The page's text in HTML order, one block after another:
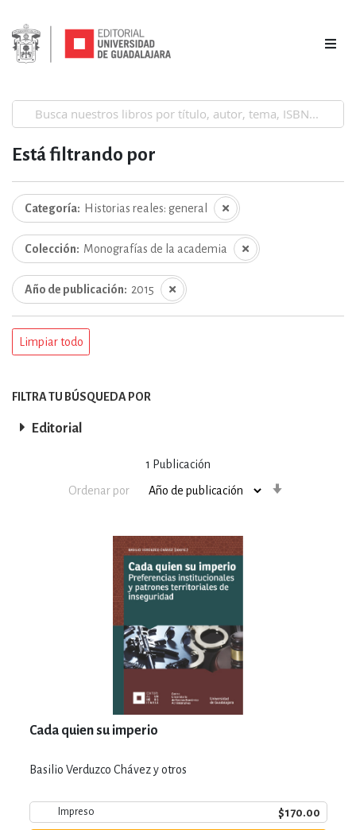
1 Publicación
Ordenar por
Cada quien su imperio
Basilio Verduzco Chávez y otros
Impreso $170.00
Está filtrando por
Categoría Historias reales: general
Colección Monografías de la academia
Año de publicación 2015
Limpiar todo
FILTRA TU BÚSQUEDA POR
Editorial